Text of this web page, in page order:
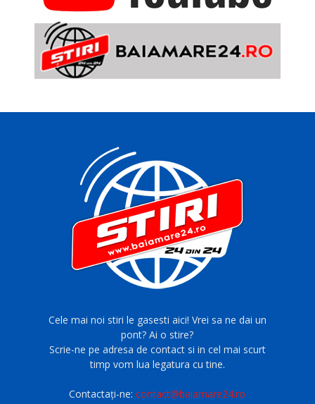
Cele mai noi stiri le gasesti aici! Vrei sa ne dai un
pont? Ai o stire?
Scrie-ne pe adresa de contact si in cel mai scurt
timp vom lua legatura cu tine.
Contactați-ne:contact@baiamare24.ro